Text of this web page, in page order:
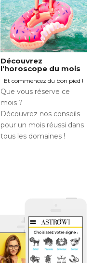
Découvrez
l'horoscope du mois
Et commencez du bon pied !
Que vous réserve ce
mois ?
Découvrez nos conseils
pour un mois réussi dans
tous les domaines !